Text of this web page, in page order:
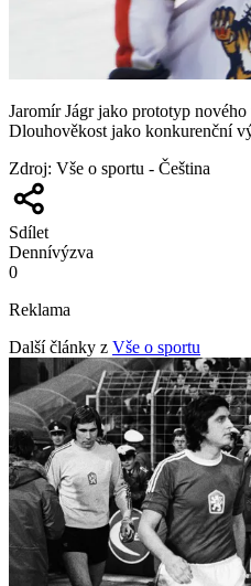
Jaromír Jágr jako prototyp
Dlouhověkost jako konkurenční
Zdroj: Vše o sportu - Čeština
Sdílet
Dennívýzva
0
Reklama
Další články z Vše o sportu